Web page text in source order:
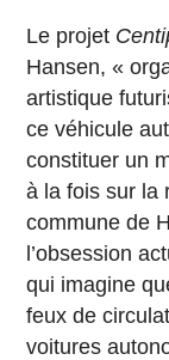
Le projet
Hansen, «
artistique
ce véhicule
constituer un
à la fois sur la
commune de
l’obsession
qui imagine
feux de
voitures